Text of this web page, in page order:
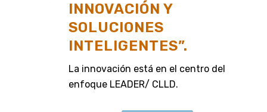
INNOVACIÓN Y
SOLUCIONES
INTELIGENTES”.
La innovación está en el centro del
enfoque LEADER/ CLLD.